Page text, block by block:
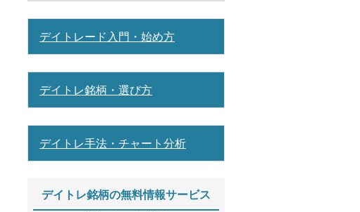
デイトレード入門・始め方
デイトレ銘柄・選び方
デイトレ手法・チャート分析
デイトレ銘柄の無料情報サービス